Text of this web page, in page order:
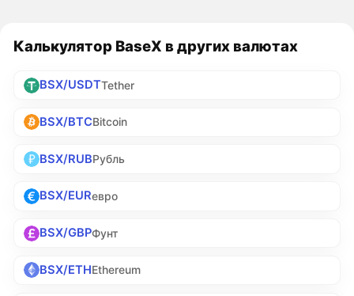
Калькулятор BaseX в других валютах
BSX/USDTTether
BSX/BTCBitcoin
BSX/RUBРубль
BSX/EURевро
BSX/GBPФунт
BSX/ETHEthereum